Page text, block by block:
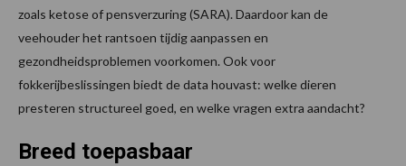
zoals ketose of pensverzuring (SARA). Daardoor kan de
veehouder het rantsoen tijdig aanpassen en
gezondheidsproblemen voorkomen. Ook voor
fokkerijbeslissingen biedt de data houvast: welke dieren
presteren structureel goed, en welke vragen extra aandacht?
Breed toepasbaar